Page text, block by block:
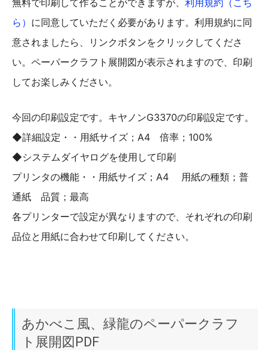
ら） に同意していただく必要があります。利用規約に同
意されましたら、リンクボタンをクリックしてくださ
い。ペーパークラフト展開図が表示されますので、印刷
してお楽しみください。
今回の印刷設定です。キヤノンG3370の印刷設定です。
◆詳細設定・・用紙サイズ；A4 倍率；100%
◆システムダイヤログを使用して印刷
プリンタの機能・・用紙サイズ；A4 用紙の種類；普
通紙 品質；最高
各プリンターで設定が異なりますので、それぞれの印刷
品位と用紙に合わせて印刷してください。
あかべこ風、緑龍のペーパークラフ
ト展開図PDF